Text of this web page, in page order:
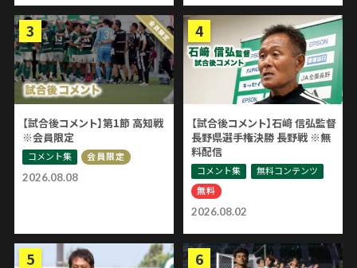
2026.08.08
【試合後コメント】第1節 高知戦
※会員限定
コメント集 会員限定
2026.08.02
【試合後コメント】石﨑 信弘監督
長野県選手権決勝 長野戦 ※無
料配信
コメント集
無料コンテンツ
無料